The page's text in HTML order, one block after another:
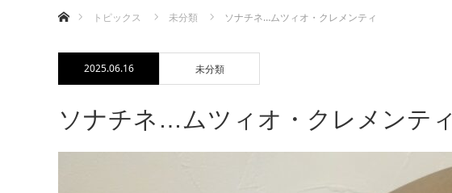
トピックス
未分類 ソナチネ…ムツィオ・クレメンティ
2025.06.16 未分類
ソナチネ…ムツィオ・クレメンティ